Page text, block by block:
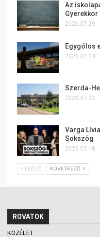
Az
2026.07.29.
Egygólos
2026.07.24.
Szerda-
2026.07.22.
Varga
Sokszög
2026.07.18.
ELŐZŐ KÖVETKEZŐ
ROVATOK
KÖZÉLET